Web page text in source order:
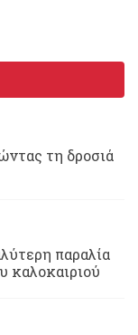
τη δροσιά
παραλία
καλοκαιριού